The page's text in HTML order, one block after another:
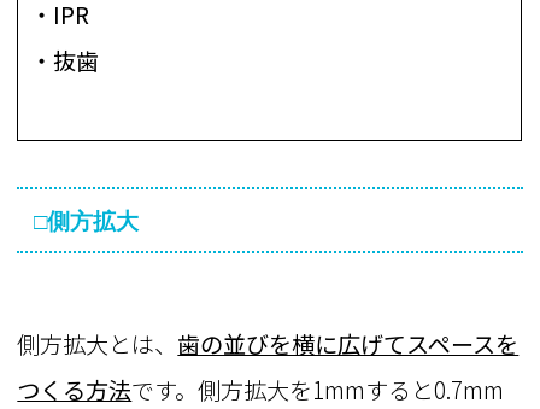
・IPR
・抜歯
□側方拡大
側方拡大とは、 歯の並びを横に広げてスペースを
つくる方法です。側方拡大を1mmすると0.7mm